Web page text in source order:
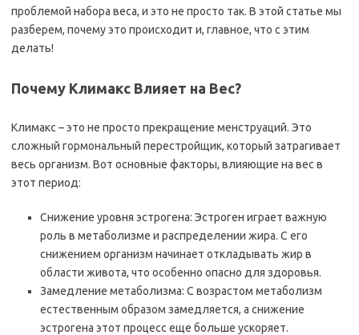
проблемой набора веса, и это не просто так. В этой статье мы
разберем, почему это происходит и, главное, что с этим
делать!
Почему Климакс Влияет на Вес?
Климакс – это не просто прекращение менструаций. Это
сложный гормональный перестройщик, который затрагивает
весь организм. Вот основные факторы, влияющие на вес в
этот период:
Снижение уровня эстрогена: Эстроген играет важную
роль в метаболизме и распределении жира. С его
снижением организм начинает откладывать жир в
области живота, что особенно опасно для здоровья.
Замедление метаболизма: С возрастом метаболизм
естественным образом замедляется, а снижение
эстрогена этот процесс еще больше ускоряет.